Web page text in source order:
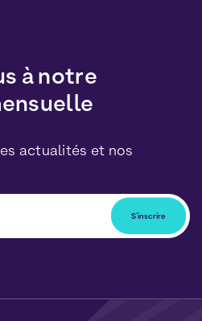
à notre
actualités et nos
à notre
et deCookies